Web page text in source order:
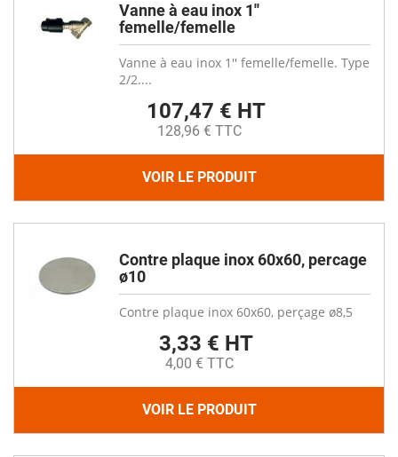
Vanne à eau inox 1''
femelle/femelle
Vanne à eau inox 1'' femelle/femelle. Type
2/2....
107,47 € HT
128,96 € TTC
VOIR LE PRODUIT
Contre plaque inox 60x60, percage
ø10
Contre plaque inox 60x60, perçage ø8,5
3,33 € HT
4,00 € TTC
VOIR LE PRODUIT